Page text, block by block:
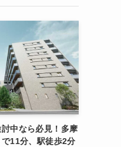
中なら必見！多摩
11分、駅徒歩2分